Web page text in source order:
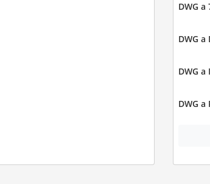
DWG a
DWG a
DWG a
DWG a